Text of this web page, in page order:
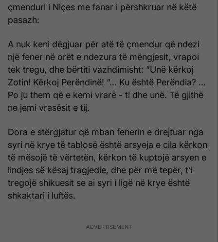
çmenduri i Niçes me fanar i përshkruar në këtë
pasazh:
A nuk keni dëgjuar për atë të çmendur që ndezi
një fener në orët e ndezura të mëngjesit, vrapoi
tek tregu, dhe bërtiti vazhdimisht: “Unë kërkoj
Zotin! Kërkoj Perëndinë! “… Ku është Perëndia? …
Po ju them që e kemi vrarë - ti dhe unë. Të gjithë
ne jemi vrasësit e tij.
Dora e stërgjatur që mban fenerin e drejtuar nga
syri në krye të tablosë është arsyeja e cila kërkon
të mësojë të vërtetën, kërkon të kuptojë arsyen e
lindjes së kësaj tragjedie, dhe për më tepër, t’i
tregojë shikuesit se ai syri i ligë në krye është
shkaktari i luftës.